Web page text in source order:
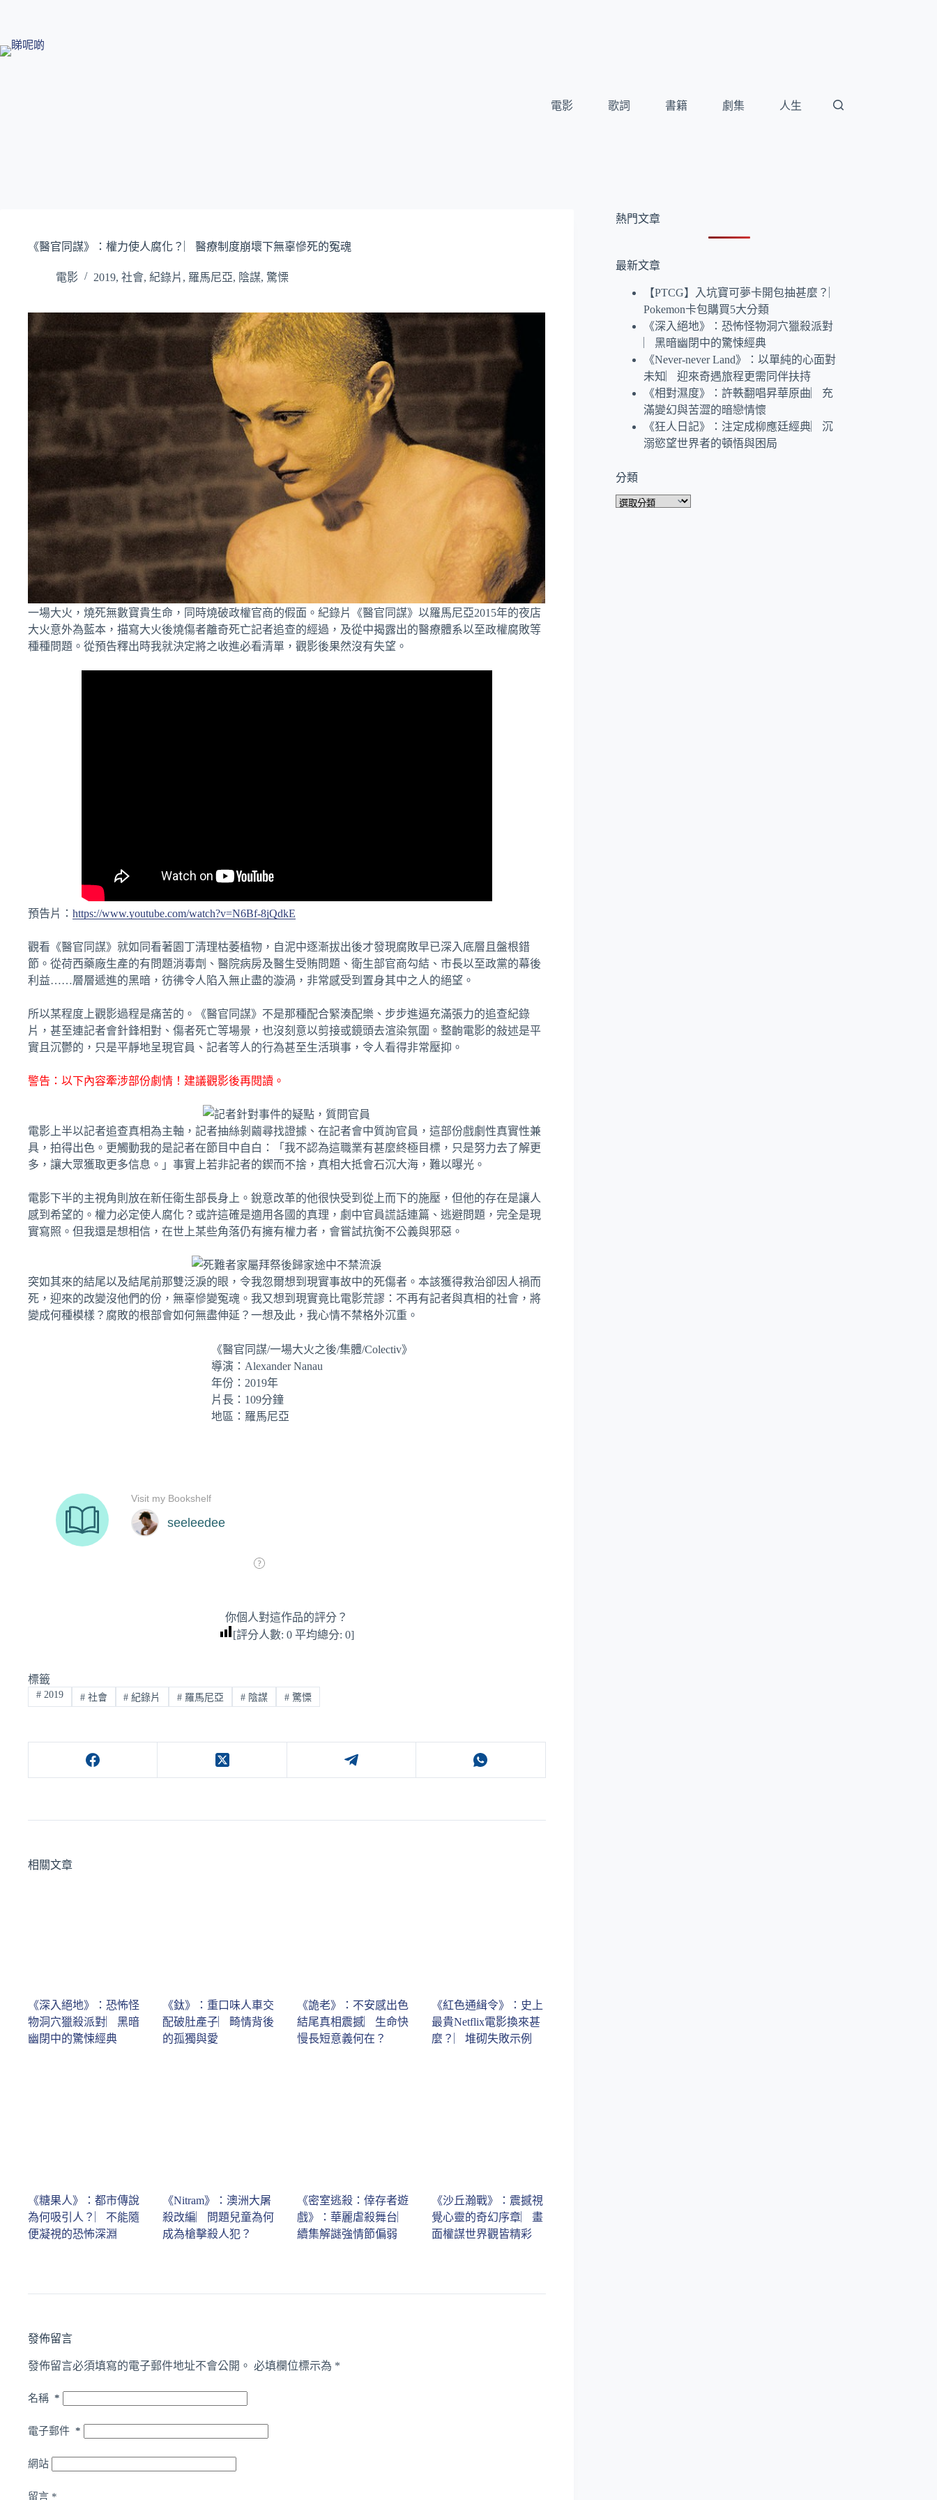
要
電影
歌詞 書籍 劇集 人生
《醫官同謀》：權力使人腐化？︳醫療制度崩壞下無辜慘死的冤魂
電影 2019, 社會, 紀錄片 , 羅馬尼亞, 陰謀, 驚慄
一場大火，燒死無數寶貴生命，同時燒破政權官商的假面。紀錄片《醫官同謀》以羅馬尼亞2015年的夜店
大火意外為藍本，描寫大火後燒傷者離奇死亡記者追查的經過，及從中揭露出的醫療體系以至政權腐敗等
種種問題。從預告釋出時我就決定將之收進必看清單，觀影後果然沒有失望。
預告片： https://www.youtube.com/watch?v=N6Bf-8jQdkE
觀看《醫官同謀》就如同看著園丁清理枯萎植物，自泥中逐漸拔出後才發現腐敗早已深入底層且盤根錯
節。從荷西藥廠生產的有問題消毒劑、醫院病房及醫生受賄問題、衛生部官商勾結、市長以至政黨的幕後
利益……層層遞進的黑暗，彷彿令人陷入無止盡的漩渦，非常感受到置身其中之人的絕望。
所以某程度上觀影過程是痛苦的。《醫官同謀》不是那種配合緊湊配樂、步步進逼充滿張力的追查紀錄
片，甚至連記者會針鋒相對、傷者死亡等場景，也沒刻意以剪接或鏡頭去渲染氛圍。整齣電影的敍述是平
實且沉鬱的，只是平靜地呈現官員、記者等人的行為甚至生活瑣事，令人看得非常壓抑。
警告：以下內容牽涉部份劇情！建議觀影後再閱讀。
電影上半以記者追查真相為主軸，記者抽絲剝繭尋找證據、在記者會中質詢官員，這部份戲劇性真實性兼
具，拍得出色。更觸動我的是記者在節目中自白：「我不認為這職業有甚麼終極目標，只是努力去了解更
多，讓大眾獲取更多信息。」事實上若非記者的鍥而不捨，真相大抵會石沉大海，難以曝光。
電影下半的主視角則放在新任衛生部長身上。銳意改革的他很快受到從上而下的施壓，但他的存在是讓人
感到希望的。權力必定使人腐化？或許這確是適用各國的真理，劇中官員謊話連篇、逃避問題，完全是現
實寫照。但我還是想相信，在世上某些角落仍有擁有權力者，會嘗試抗衡不公義與邪惡。
突如其來的結尾以及結尾前那雙泛淚的眼，令我忽爾想到現實事故中的死傷者。本該獲得救治卻因人禍而
死，迎來的改變沒他們的份，無辜慘變冤魂。我又想到現實竟比電影荒謬：不再有記者與真相的社會，將
變成何種模樣？腐敗的根部會如何無盡伸延？一想及此，我心情不禁格外沉重。
《醫官同謀/一場大火之後/集體/Colectiv》
導演：Alexander Nanau
年份：2019年
片長：109分鐘
地區：羅馬尼亞
你個人對這作品的評分？
[評分人數:0 平均總分:0]
標籤
#2019 #社會 # 紀錄片 # 羅馬尼亞 # 陰謀 #驚慄
相關文章
《深入絕地》：恐怖怪
物洞穴獵殺派對︳黑暗
幽閉中的驚悚經典
《鈦》：重口味人車交
配破肚產子︳畸情背後
的孤獨與愛
《詭老》：不安感出色
結尾真相震撼︳生命快
慢長短意義何在？
《紅色通緝令》：史上
最貴Netflix電影換來甚
麼？︳堆砌失敗示例
《糖果人》：都市傳說
為何吸引人？︳不能隨
便凝視的恐怖深淵
《Nitram》：澳洲大屠
殺改編︳問題兒童為何
成為槍擊殺人犯？
《密室逃殺：倖存者遊
戲》：華麗虐殺舞台︳
續集解謎強情節偏弱
《沙丘瀚戰》：震撼視
覺心靈的奇幻序章︳畫
面權謀世界觀皆精彩
發佈留言
發佈留言必須填寫的電子郵件地址不會公開。 必填欄位標示為 *
名稱 *
電子郵件 *
網站
留言 *
熱門文章
最新文章
【PTCG】入坑寶可夢卡開包抽甚麼？︳
Pokemon卡包購買5大分類
《深入絕地》：恐怖怪物洞穴獵殺派對
︳黑暗幽閉中的驚悚經典
《Never-never Land》：以單純的心面對
未知︳迎來奇遇旅程更需同伴扶持
《相對濕度》：許軼翻唱昇華原曲︳充
滿變幻與苦澀的暗戀情懷
《狂人日記》：注定成柳應廷經典︳沉
溺慾望世界者的頓悟與困局
分類
分